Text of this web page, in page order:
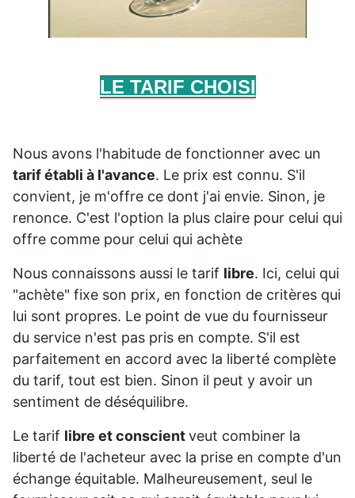
LE TARIF CHOISI
Nous avons l'habitude de fonctionner avec un
tarif établi à l'avance. Le prix est connu. S'il
convient, je m'offre ce dont j'ai envie. Sinon, je
renonce. C'est l'option la plus claire pour celui qui
offre comme pour celui qui achète
Nous connaissons aussi le tarif libre. Ici, celui qui
"achète" fixe son prix, en fonction de critères qui
lui sont propres. Le point de vue du fournisseur
du service n'est pas pris en compte. S'il est
parfaitement en accord avec la liberté complète
du tarif, tout est bien. Sinon il peut y avoir un
sentiment de déséquilibre.
Le tarif libre et conscientveut combiner la
liberté de l'acheteur avec la prise en compte d'un
échange équitable. Malheureusement, seul le